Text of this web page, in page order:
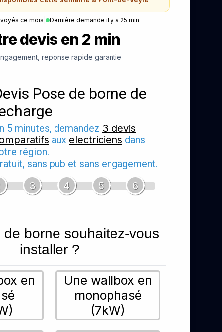
ce mois Dernière demande il y a 25 min
devis en 2 min
reponse rapide garantie
Pose de borne de
5 minutes, demandez 3 devis
aux electriciens dans
région.
sans pub et sans engagement.
3 4 5 6
de borne souhaitez-vous
installer ?
en
Une wallbox en
monophasé
(7kW)